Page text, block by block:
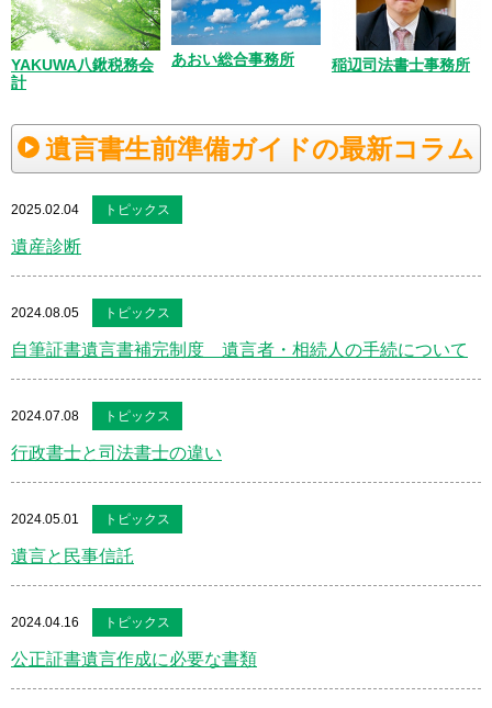
YAKUWA八鍬税務会
計
あおい総合事務所 稲辺司法書士事務所
遺言書生前準備ガイドの最新コラム
2025.02.04 トピックス
遺産診断
2024.08.05 トピックス
自筆証書遺言書補完制度 遺言者・相続人の手続について
2024.07.08 トピックス
行政書士と司法書士の違い
2024.05.01 トピックス
遺言と民事信託
2024.04.16 トピックス
公正証書遺言作成に必要な書類